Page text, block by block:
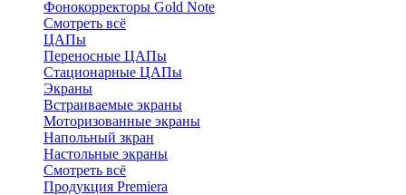
Фонокорректоры Gold Note
Смотреть всё
ЦАПы
Переносные ЦАПы
Стационарные ЦАПы
Экраны
Встраиваемые экраны
Моторизованные экраны
Напольный зкран
Настольные экраны
Смотреть всё
Продукция Premiera